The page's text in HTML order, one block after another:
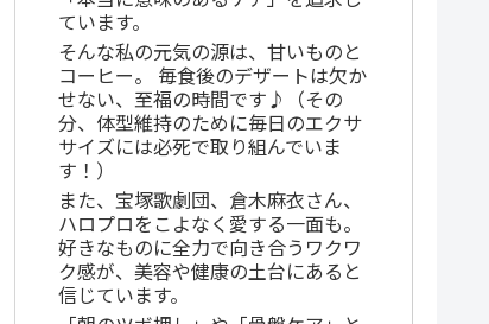
ています。
そんな私の元気の源は、甘いものと
コーヒー。 毎食後のデザートは欠か
せない、至福の時間です♪（その
分、体型維持のために毎日のエクサ
サイズには必死で取り組んでいま
す！）
また、宝塚歌劇団、倉木麻衣さん、
ハロプロをこよなく愛する一面も。
好きなものに全力で向き合うワクワ
ク感が、美容や健康の土台にあると
信じています。